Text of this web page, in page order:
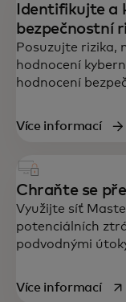
Identifikujte a
bezpečnostní
Posuzujte rizika,
hodnocení
hodnocení
Více informací
Chraňte se
Využijte síť
potenciálních
podvodnými
Více informací